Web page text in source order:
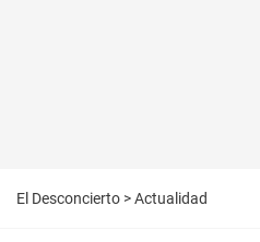
El Desconcierto >Actualidad